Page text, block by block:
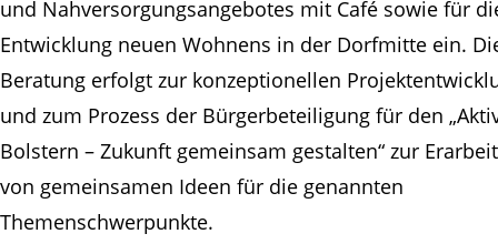
und Nahversorgungsangebotes mit Café sowie für
Entwicklung neuen Wohnens in der Dorfmitte ein.
Beratung erfolgt zur konzeptionellen
und zum Prozess der Bürgerbeteiligung für den
Bolstern – Zukunft gemeinsam gestalten“ zur
von gemeinsamen Ideen für die genannten
Themenschwerpunkte.